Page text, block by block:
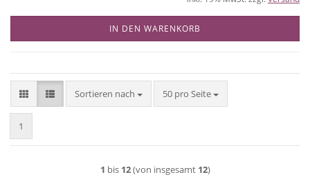
IN DEN WARENKORB
Sortieren nach
Sortieren nach 50 pro Seite
pro Seite
1
1 bis 12(von insgesamt 12)